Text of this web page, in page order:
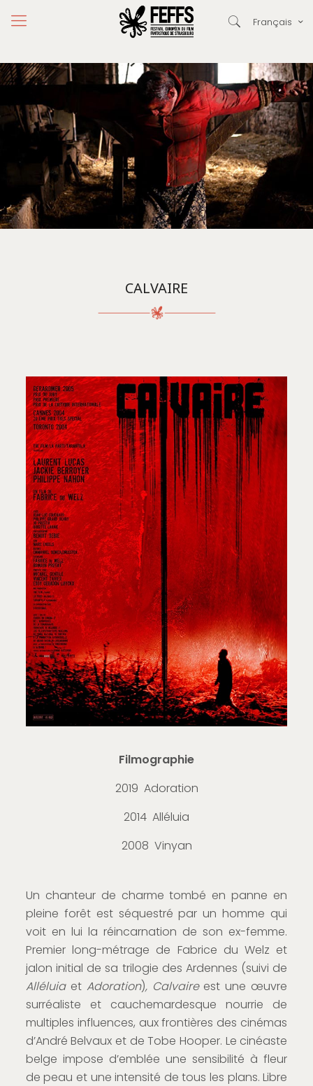
Français
CALVAIRE
Filmographie
2019 Adoration
2014 Alléluia
2008 Vinyan
Un chanteur de charme tombé en panne en
pleine forêt est séquestré par un homme qui
voit en lui la réincarnation de son ex-femme.
Premier long-métrage de Fabrice du Welz et
jalon initial de sa trilogie des Ardennes (suivi de
Alléluia et Adoration), Calvaireest une œuvre
surréaliste et cauchemardesque nourrie de
multiples influences, aux frontières des cinémas
d’André Belvaux et de Tobe Hooper. Le cinéaste
belge impose d’emblée une sensibilité à fleur
de peau et une intensité de tous les plans. Libre